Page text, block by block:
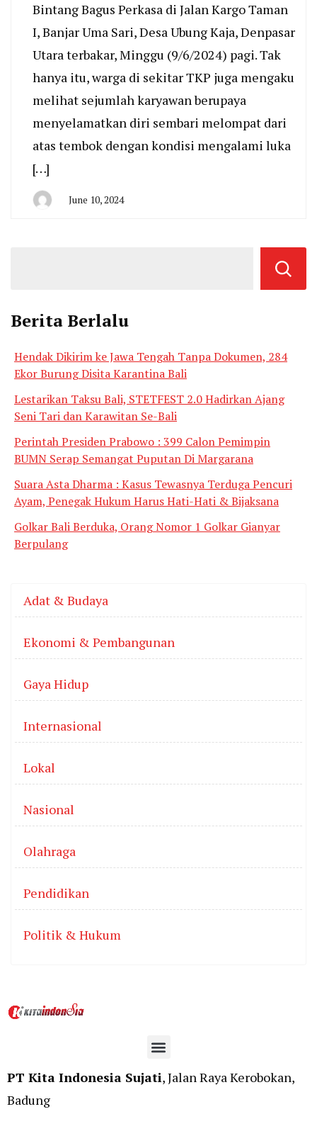
Bintang Bagus Perkasa di Jalan Kargo Taman
I, Banjar Uma Sari, Desa Ubung Kaja, Denpasar
Utara terbakar, Minggu (9/6/2024) pagi. Tak
hanya itu, warga di sekitar TKP juga mengaku
melihat sejumlah karyawan berupaya
menyelamatkan diri sembari melompat dari
atas tembok dengan kondisi mengalami luka
[…]
June 10, 2024
Berita Berlalu
Hendak Dikirim ke Jawa Tengah Tanpa Dokumen, 284
Ekor Burung Disita Karantina Bali
Lestarikan Taksu Bali, STETFEST 2.0 Hadirkan Ajang
Seni Tari dan Karawitan Se-Bali
Perintah Presiden Prabowo : 399 Calon Pemimpin
BUMN Serap Semangat Puputan Di Margarana
Suara Asta Dharma : Kasus Tewasnya Terduga Pencuri
Ayam, Penegak Hukum Harus Hati-Hati & Bijaksana
Golkar Bali Berduka, Orang Nomor 1 Golkar Gianyar
Berpulang
Adat & Budaya
Ekonomi & Pembangunan
Gaya Hidup
Internasional
Lokal
Nasional
Olahraga
Pendidikan
Politik & Hukum
PT Kita Indonesia Sujati, Jalan Raya Kerobokan,
Badung